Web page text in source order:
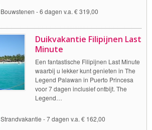
Bouwstenen -6 dagen v.a. € 319,00
Duikvakantie Filipijnen Last
Minute
Een fantastische Filipijnen Last Minute
waarbij u lekker kunt genieten in The
Legend Palawan in Puerto Princesa
voor 7 dagen inclusief ontbijt. The
Legend…
Strandvakantie -7 dagen v.a. € 162,00